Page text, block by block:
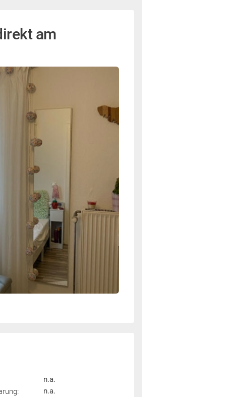
am
n.a.
n.a.